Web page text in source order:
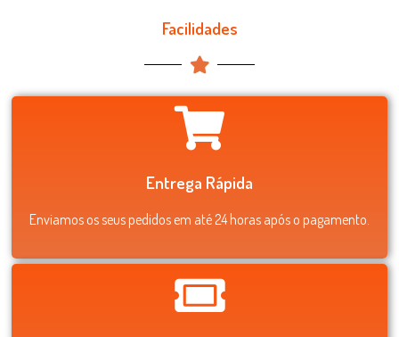
Facilidades
Entrega Rápida
Enviamos os seus pedidos em até 24 horas após o pagamento.